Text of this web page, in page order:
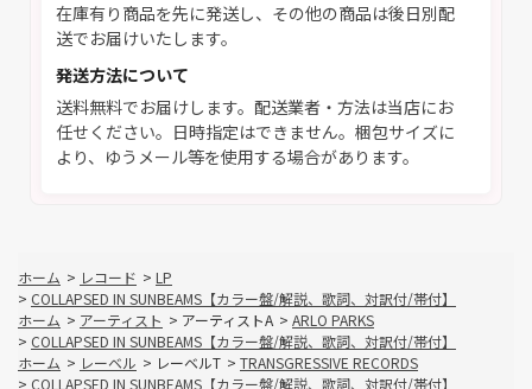
在庫有り商品を先に発送し、その他の商品は後日別配
送でお届けいたします。
発送方法について
送料無料でお届けします。配送業者・方法は当店にお
任せください。日時指定はできません。梱包サイズに
より、ゆうメール等を使用する場合があります。
ホーム > レコード > LP
> COLLAPSED IN SUNBEAMS【カラー盤/解説、歌詞、対訳付/帯付】
ホーム > アーティスト > アーティストA > ARLO PARKS
> COLLAPSED IN SUNBEAMS【カラー盤/解説、歌詞、対訳付/帯付】
ホーム > レーベル > レーベルT > TRANSGRESSIVE RECORDS
> COLLAPSED IN SUNBEAMS【カラー盤/解説、歌詞、対訳付/帯付】